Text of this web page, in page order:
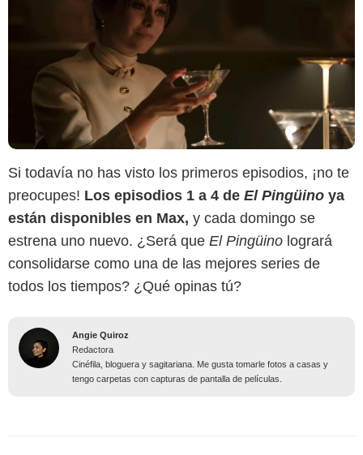
Si todavía no has visto los primeros episodios, ¡no te
preocupes! Los episodios 1 a 4 de El Pingüino ya
están disponibles en Max, y cada domingo se
estrena uno nuevo. ¿Será que El Pingüino logrará
consolidarse como una de las mejores series de
todos los tiempos? ¿Qué opinas tú?
Angie Quiroz
Redactora
Cinéfila, bloguera y sagitariana. Me gusta tomarle fotos a casas y
tengo carpetas con capturas de pantalla de películas.